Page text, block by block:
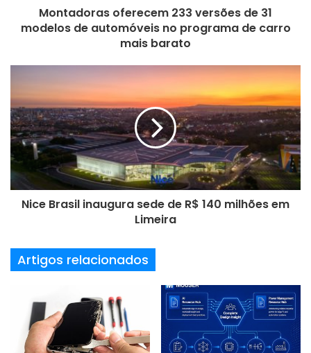
usinagem CNC
o
a
i
l
Montadoras oferecem 233 versões de 31
modelos de automóveis no programa de carro
mais barato
Nice Brasil inaugura sede de R$ 140 milhões em
Limeira
Artigos relacionados